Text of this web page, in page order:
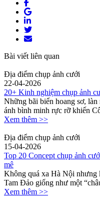
Bài viết liên quan
Địa điểm chụp ảnh cưới
22-04-2026
20+ Kinh nghiệm chụp ảnh
Những bãi biển hoang sơ,
ánh bình minh rực rỡ khiến
Xem thêm >>
Địa điểm chụp ảnh cưới
15-04-2026
Top 20 Concept chụp ảnh
mê
Không quá xa Hà Nội nhưng
Tam Đảo giống như một
Xem thêm >>